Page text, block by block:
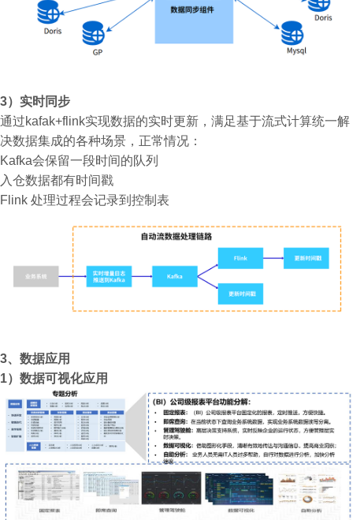
3）实时同步
通过kafak+flink实现数据的实时更新，满足基于流式计算统一解
决数据集成的各种场景，正常情况：
Kafka会保留一段时间的队列
入仓数据都有时间戳
Flink 处理过程会记录到控制表
3、数据应用
1） 数据可视化应用